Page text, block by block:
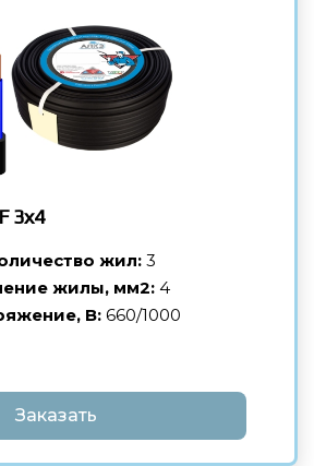
3х4
жил: 3
жилы, мм2: 4
В: 660/1000
Заказать